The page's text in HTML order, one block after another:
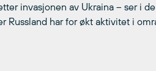
invasjonen av Ukraina – ser i
Russland har for økt aktivitet i